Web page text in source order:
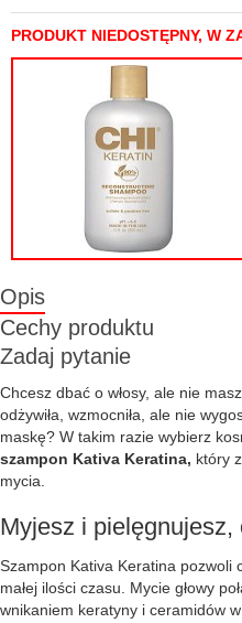
PRODUKT NIEDOSTĘPNY, W
Opis
Cechy produktu
Zadaj pytanie
Chcesz dbać o włosy, ale nie
odżywiła, wzmocniła, ale nie
maskę? W takim razie wybierz
szampon Kativa Keratina, który
mycia.
Myjesz i
Szampon Kativa Keratina pozwoli
małej ilości czasu. Mycie głowy
wnikaniem keratyny i ceramidów w